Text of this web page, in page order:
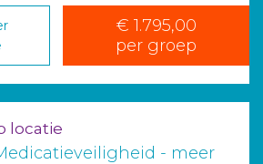
€ 1.795,00
per groep
locatie
- meer